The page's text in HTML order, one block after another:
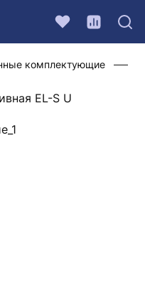
комплектующие